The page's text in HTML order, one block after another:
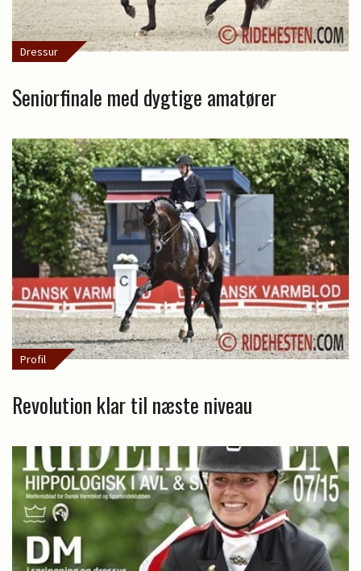
Dressur
Seniorfinale med dygtige amatører
Profil
Revolution klar til næste niveau